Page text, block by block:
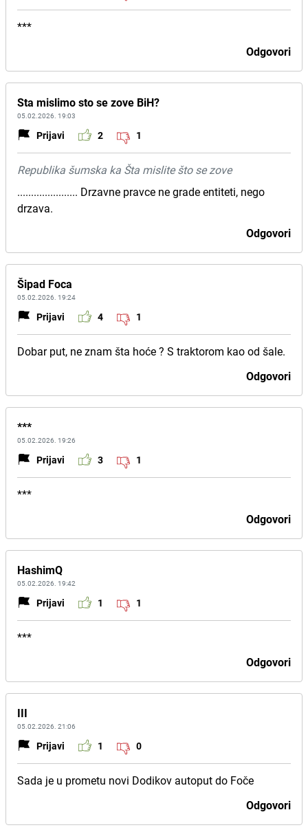
***
Odgovori
Sta mislimo sto se zove BiH?
05.02.2026. 19:03
Prijavi 2 1
Republika šumska ka Šta mislite što se zove
...................... Drzavne pravce ne grade entiteti, nego
drzava.
Odgovori
Šipad Foca
05.02.2026. 19:24
Prijavi 4 1
Dobar put, ne znam šta hoće ? S traktorom kao od šale.
Odgovori
***
05.02.2026. 19:26
Prijavi 3 1
***
Odgovori
HashimQ
05.02.2026. 19:42
Prijavi 1 1
***
Odgovori
III
05.02.2026. 21:06
Prijavi 1 0
Sada je u prometu novi Dodikov autoput do Foče
Odgovori